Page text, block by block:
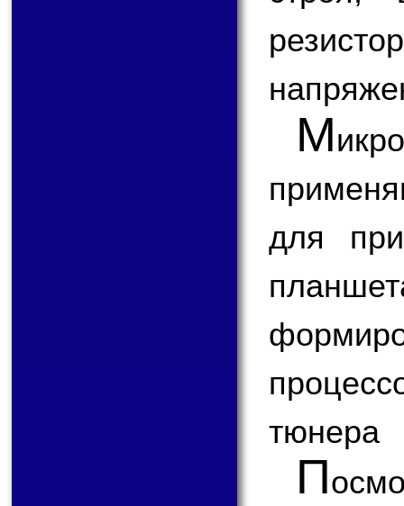
М
для
тюнера
П